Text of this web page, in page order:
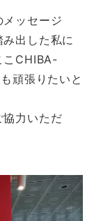
ッセージ
出した私に
こCHIBA-
頑張りたいと
協力いただ